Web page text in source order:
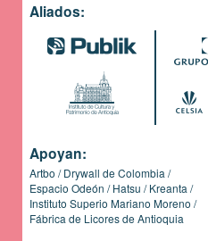
Aliados:
Apoyan:
Artbo
Drywall de Colombia
Espacio Odeón
Hatsu
Kreanta
Instituto Superio Mariano Moreno
Fábrica de Licores de Antioquia